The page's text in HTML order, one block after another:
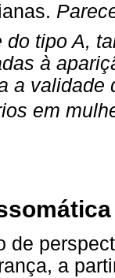
do tipo A,
à
a validade
em
de
a